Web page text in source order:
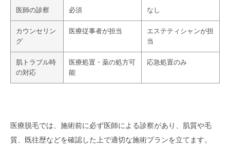
医師の診察 必須 なし
カウンセリン
グ
医療従事者が担当
エステティシャンが担
当
肌トラブル時
の対応
医療処置・薬の処方可
能
応急処置のみ
医療脱毛では、施術前に必ず医師による診察があり、肌質や毛
質、既往歴などを確認した上で適切な施術プランを立てます。